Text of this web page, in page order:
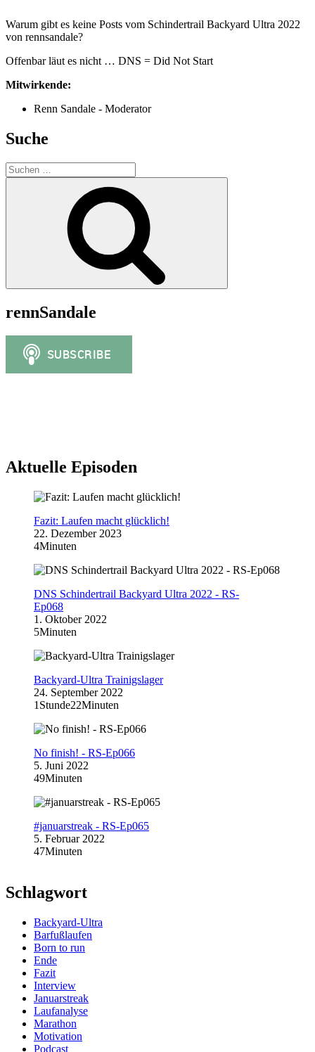
Warum gibt es keine Posts vom Schindertrail Backyard Ultra 2022
von rennsandale?
Offenbar läut es nicht … DNS = Did Not Start
Mitwirkende:
Renn Sandale - Moderator
Suche
Suchen
nach:
rennSandale
Aktuelle Episoden
Fazit: Laufen macht glücklich!
22. Dezember 2023
4Minuten
DNS Schindertrail Backyard Ultra 2022 - RS-
Ep068
1. Oktober 2022
5Minuten
Backyard-Ultra Trainigslager
24. September 2022
1Stunde22Minuten
No finish! - RS-Ep066
5. Juni 2022
49Minuten
#januarstreak - RS-Ep065
5. Februar 2022
47Minuten
Schlagwort
Backyard-Ultra
Barfußlaufen
Born to run
Ende
Fazit
Interview
Januarstreak
Laufanalyse
Marathon
Motivation
Podcast